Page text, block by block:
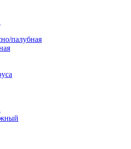
палубная